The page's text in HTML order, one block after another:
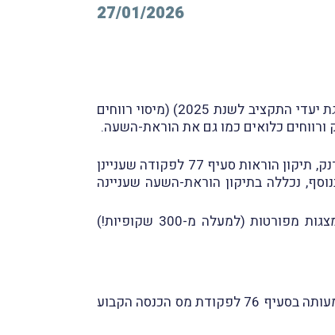
27/01/2026
ביום 31.12.2024, וכפי שפרסמנו במבזק מס' 2108, פורסם ברשומות חוק ההתייעלות הכלכלית (תיקוני חקיקה להשגת יעדי התקציב לשנת 2025) (מיסוי רווחים
ורווחים כלואים כמו גם את הוראת-השעה.
נזכיר, כי במסגרת התיקון האמור נכללו תיקון והרחבת הוראות סעיף 62א לפקודת מס הכנסה שעניינן במיסוי חברות ארנק, תיקון הוראות סעיף 77 לפקודה שעניינן
שעניינם ברווחים כלואים. בנוסף, נכללה בתיקון הוראת-השעה שעניינה
עוד נזכיר, כי בכל אלה דנו בשלושה וובינרים מיוחדים ומקיפים במיוחד שהתקיימו בחודש ספטמבר 2025 ולוּו במצגות מפורטות (למעלה מ-300 שקופיות!)
כמשמעותה בסעיף 76 לפקודת מס הכנסה הקבוע